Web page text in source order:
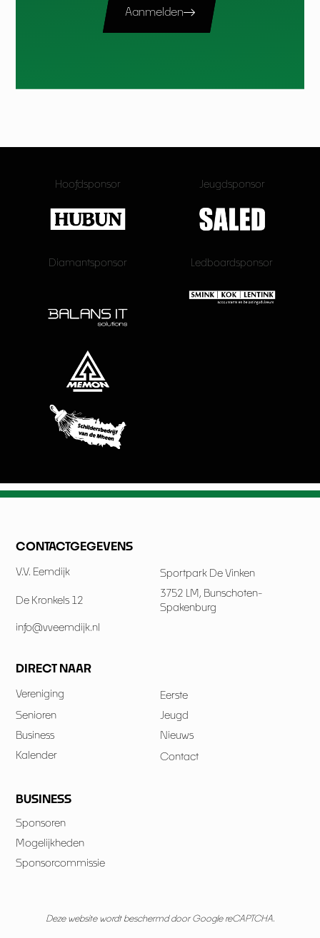
Aanmelden
Hoofdsponsor Jeugdsponsor
Diamantsponsor Ledboardsponsor
CONTACTGEGEVENS
V.V. Eemdijk Sportpark De Vinken
De Kronkels 12
3752 LM, Bunschoten-
Spakenburg
info@vveemdijk.nl
DIRECT NAAR
Vereniging
Eerste
Senioren
Jeugd
Business
Nieuws
Kalender
Contact
BUSINESS
Sponsoren
Mogelijkheden
Sponsorcommissie
Deze website wordt beschermd door Google reCAPTCHA.